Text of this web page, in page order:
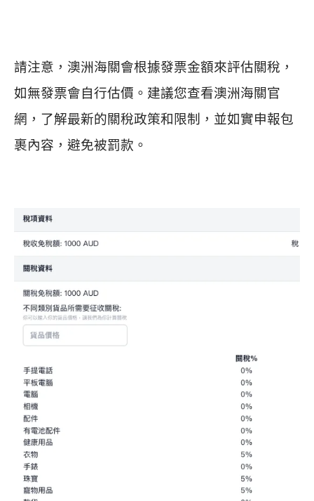
請注意，澳洲海關會根據發票金額來評估關稅，
如無發票會自行估價。 建議您查看澳洲海關官
網，了解最新的關稅政策和限制，並如實申報包
裹內容，避免被罰款。